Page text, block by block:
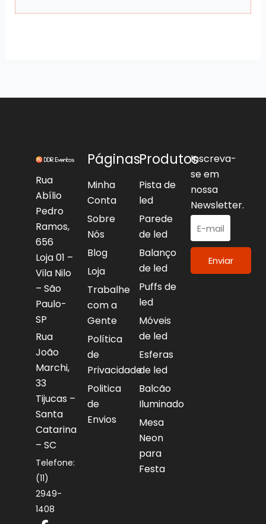
Rua
Abílio
Pedro
Ramos,
656
Loja 01 –
Vila Nilo
– São
Paulo-
SP
Rua
João
Marchi,
33
Tijucas –
Santa
Catarina
– SC
Telefone:
(11)
2949-
1408
Páginas
Minha
Conta
Sobre
Nós
Blog
Loja
Trabalhe
com a
Gente
Política
de
Privacidade
Politica
de
Envios
Produtos
Pista de
led
Parede
de led
Balanço
de led
Puffs de
led
Móveis
de led
Esferas
de led
Balcão
Iluminado
Mesa
Neon
para
Festa
Inscreva-
se em
nossa
Newsletter.
Enviar